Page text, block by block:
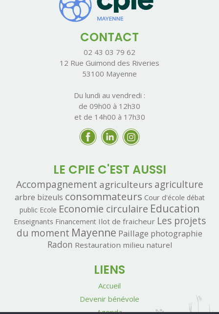
CONTACT
02 43 03 79 62
12 Rue Guimond des Riveries
53100 Mayenne
Du lundi au vendredi :
de 09h00 à 12h30
et de 14h00 à 17h30
LE CPIE C'EST AUSSI
Accompagnement agriculteurs agriculture
arbre bizeuls consommateurs Cour d'école débat
public Ecole Economie circulaire Education
Enseignants Financement Ilot de fraicheur Les projets
du moment Mayenne Paillage photographie
Radon Restauration milieu naturel
LIENS
Accueil
Devenir bénévole
Agenda